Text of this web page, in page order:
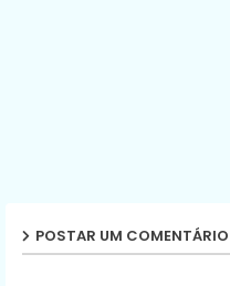
POSTAR UM COMENTÁRIO